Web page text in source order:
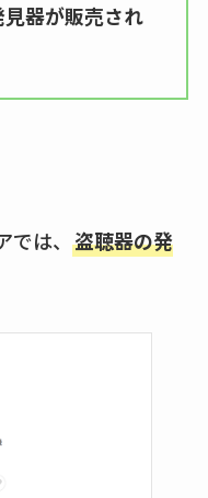
器が販売され
は、 盗聴器の発